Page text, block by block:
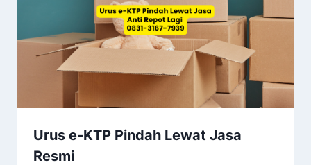
Urus e-KTP Pindah Lewat Jasa
Resmi